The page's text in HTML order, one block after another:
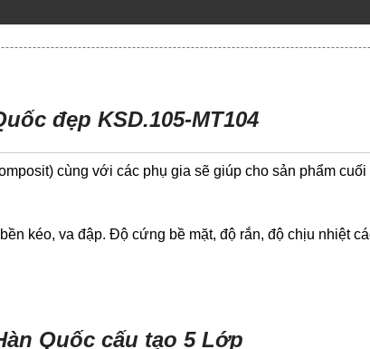
đẹp KSD.105-MT104
cùng với các phụ gia sẽ giúp cho sản phẩm
kéo, va đập. Độ cứng bề mặt, độ rắn, độ chịu nhiệt
Quốc cấu tạo 5 Lớp